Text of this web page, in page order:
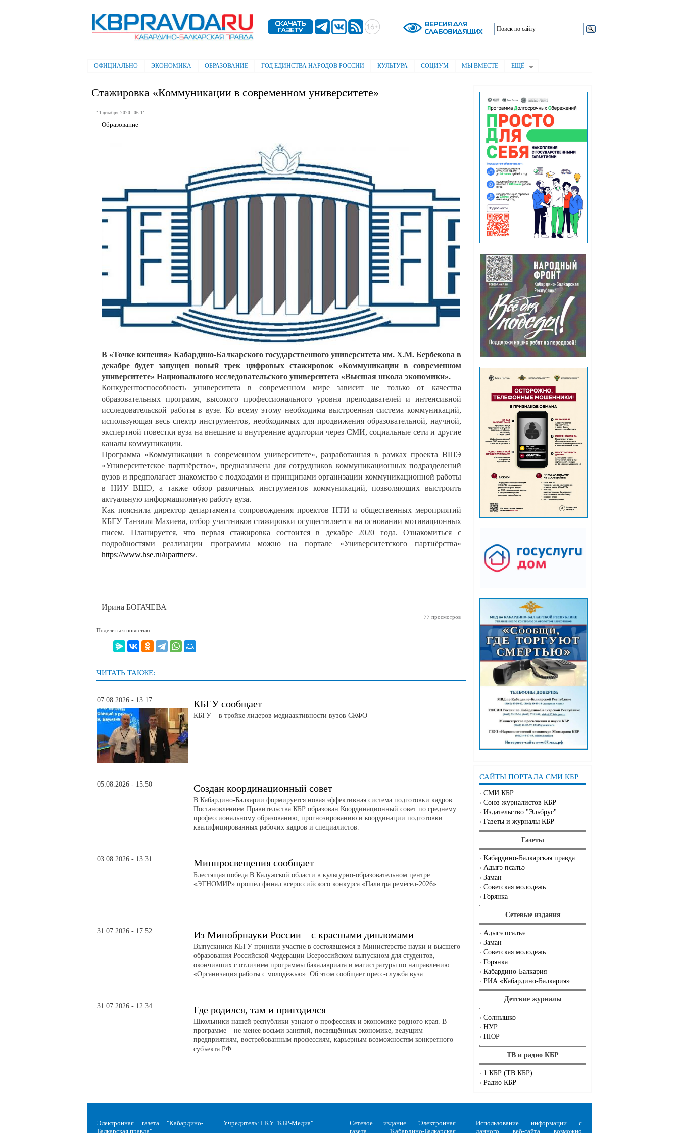
содержанию
Электронная газета "Кабардино-
Балкарская правда"
Главное меню
ОФИЦИАЛЬНО ЭКОНОМИКА ОБРАЗОВАНИЕ ГОД ЕДИНСТВА НАРОДОВ РОССИИ КУЛЬТУРА СОЦИУМ МЫ ВМЕСТЕ ЕЩЁ
САЙТЫ ПОРТАЛА СМИ КБР
СМИ КБР
Союз журналистов КБР
Издательство "Эльбрус"
Газеты и журналы КБР
Газеты
Кабардино-Балкарская правда
Адыгэ псалъэ
Заман
Советская молодежь
Горянка
Сетевые издания
Адыгэ псалъэ
Заман
Советская молодежь
Горянка
Кабардино-Балкария
РИА «Кабардино-Балкария»
Детские журналы
Солнышко
НУР
НЮР
ТВ и радио КБР
1 КБР (ТВ КБР)
Радио КБР
Стажировка «Коммуникации в современном университете»
11 декабря, 2020 - 06:11
Образование
В «Точке кипения» Кабардино-Балкарского государственного университета им. Х.М. Бербекова в
декабре будет запущен новый трек цифровых стажировок «Коммуникации в современном
университете» Национального исследовательского университета «Высшая школа экономики».
Конкурентоспособность университета в современном мире зависит не только от качества
образовательных программ, высокого профессионального уровня преподавателей и интенсивной
исследовательской работы в вузе. Ко всему этому необходима выстроенная система коммуникаций,
использующая весь спектр инструментов, необходимых для продвижения образовательной, научной,
экспертной повестки вуза на внешние и внутренние аудитории через СМИ, социальные сети и другие
каналы коммуникации.
Программа «Коммуникации в современном университете», разработанная в рамках проекта ВШЭ
«Университетское партнёрство», предназначена для сотрудников коммуникационных подразделений
вузов и предполагает знакомство с подходами и принципами организации коммуникационной работы
в НИУ ВШЭ, а также обзор различных инструментов коммуникаций, позволяющих выстроить
актуальную информационную работу вуза.
Как пояснила директор департамента сопровождения проектов НТИ и общественных мероприятий
КБГУ Танзиля Махиева, отбор участников стажировки осуществляется на основании мотивационных
писем. Планируется, что первая стажировка состоится в декабре 2020 года. Ознакомиться с
подробностями реализации программы можно на портале «Университетского партнёрства»
https://www.hse.ru/upartners/.
Ирина БОГАЧЕВА
77 просмотров
Поделиться новостью:
ЧИТАТЬ ТАКЖЕ:
07.08.2026 - 13:17 КБГУ сообщает
КБГУ – в тройке лидеров медиаактивности вузов СКФО
05.08.2026 - 15:50 Создан координационный совет
В Кабардино-Балкарии формируется новая эффективная система подготовки кадров.
Постановлением Правительства КБР образован Координационный совет по среднему
профессиональному образованию, прогнозированию и координации подготовки
квалифицированных рабочих кадров и специалистов.
03.08.2026 - 13:31 Минпросвещения сообщает
Блестящая победа В Калужской области в культурно-образовательном центре
«ЭТНОМИР» прошёл финал всероссийского конкурса «Палитра ремёсел-2026».
31.07.2026 - 17:52 Из Минобрнауки России – с красными дипломами
Выпускники КБГУ приняли участие в состоявшемся в Министерстве науки и высшего
образования Российской Федерации Всероссийском выпускном для студентов,
окончивших с отличием программы бакалавриата и магистратуры по направлению
«Организация работы с молодёжью». Об этом сообщает пресс-служба вуза.
31.07.2026 - 12:34 Где родился, там и пригодился
Школьники нашей республики узнают о профессиях и экономике родного края. В
программе – не менее восьми занятий, посвящённых экономике, ведущим
предприятиям, востребованным профессиям, карьерным возможностям конкретного
субъекта РФ.
Электронная газета "Кабардино-
Балкарская правда"
Учредитель: ГКУ "КБР-Медиа"
Сетевое издание "Электронная
газета "Кабардино-Балкарская
Использование информации с
данного веб-сайта возможно